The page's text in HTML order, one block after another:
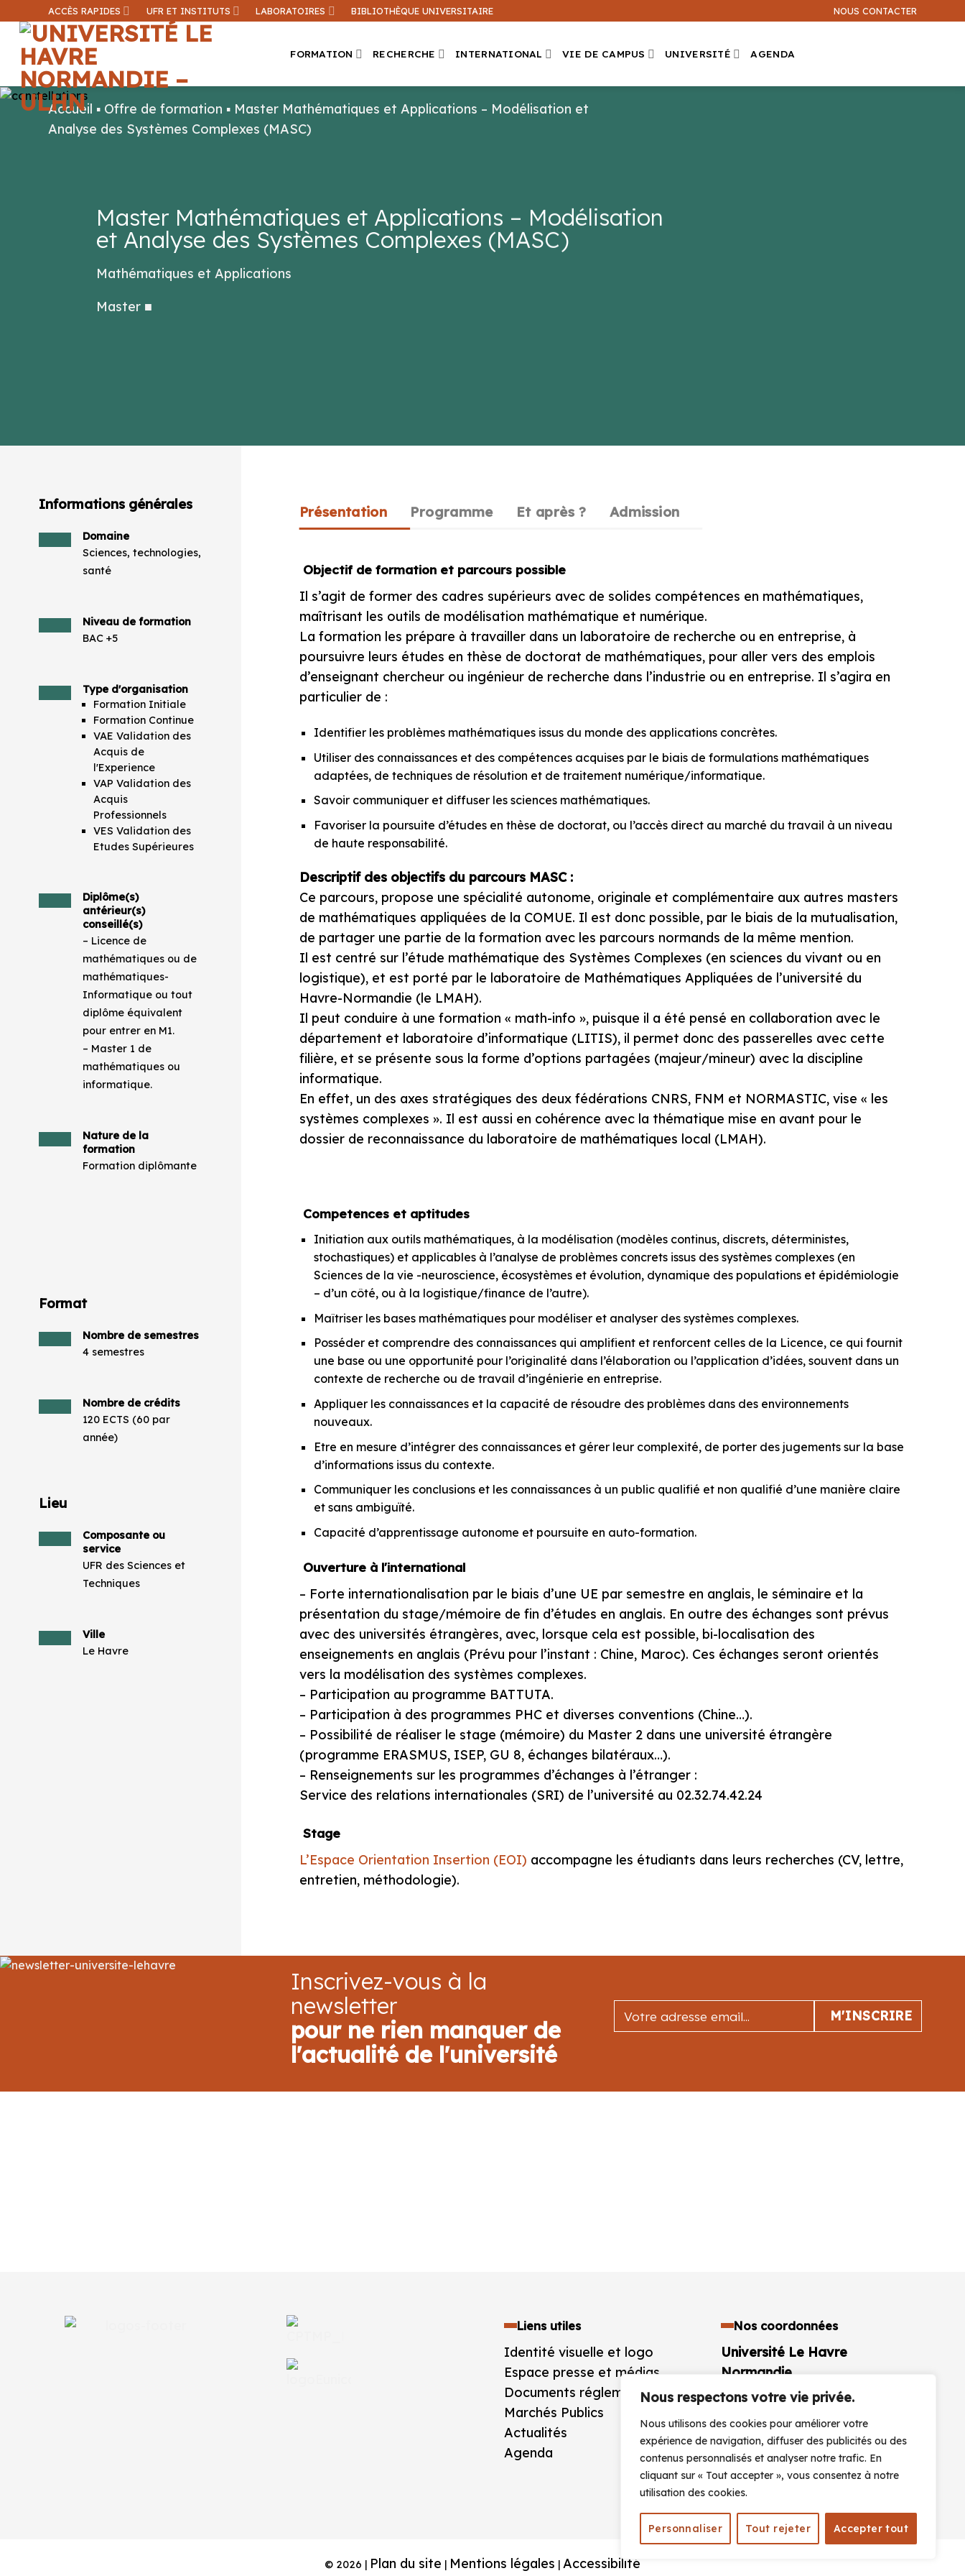
Nous respectons votre vie privée.
Nous utilisons des cookies pour améliorer votre
expérience de navigation, diffuser des publicités ou des
contenus personnalisés et analyser notre trafic. En
cliquant sur « Tout accepter », vous consentez à notre
utilisation des cookies.
Personnaliser Tout rejeter Accepter tout
contenu
ACCÈS RAPIDES UFR ET INSTITUTS LABORATOIRES BIBLIOTHÈQUE UNIVERSITAIRE NOUS CONTACTER
FORMATION RECHERCHE INTERNATIONAL VIE DE CAMPUS UNIVERSITÉ AGENDA
Master Mathématiques et Applications – Modélisation
et Analyse des Systèmes Complexes (MASC)
Mathématiques et Applications
Master ■
Accueil ▪ Offre de formation ▪ Master Mathématiques et Applications – Modélisation et
Analyse des Systèmes Complexes (MASC)
Informations générales
Domaine
Sciences, technologies,
santé
Niveau de formation
BAC +5
Type d'organisation
Formation Initiale
Formation Continue
VAE Validation des
Acquis de
l'Experience
VAP Validation des
Acquis
Professionnels
VES Validation des
Etudes Supérieures
Diplôme(s)
antérieur(s)
conseillé(s)
– Licence de
mathématiques ou de
mathématiques-
Informatique ou tout
diplôme équivalent
pour entrer en M1.
– Master 1 de
mathématiques ou
informatique.
Nature de la
formation
Formation diplômante
Format
Nombre de semestres
4 semestres
Nombre de crédits
120 ECTS (60 par
année)
Lieu
Composante ou
service
UFR des Sciences et
Techniques
Ville
Le Havre
Présentation Programme Et après ? Admission
Objectif de formation et parcours possible
Il s’agit de former des cadres supérieurs avec de solides compétences en mathématiques,
maîtrisant les outils de modélisation mathématique et numérique.
La formation les prépare à travailler dans un laboratoire de recherche ou en entreprise, à
poursuivre leurs études en thèse de doctorat de mathématiques, pour aller vers des emplois
d’enseignant chercheur ou ingénieur de recherche dans l’industrie ou en entreprise. Il s’agira en
particulier de :
Identifier les problèmes mathématiques issus du monde des applications concrètes.
Utiliser des connaissances et des compétences acquises par le biais de formulations mathématiques
adaptées, de techniques de résolution et de traitement numérique/informatique.
Savoir communiquer et diffuser les sciences mathématiques.
Favoriser la poursuite d’études en thèse de doctorat, ou l’accès direct au marché du travail à un niveau
de haute responsabilité.
Descriptif des objectifs du parcours MASC :
Ce parcours, propose une spécialité autonome, originale et complémentaire aux autres masters
de mathématiques appliquées de la COMUE. Il est donc possible, par le biais de la mutualisation,
de partager une partie de la formation avec les parcours normands de la même mention.
Il est centré sur l’étude mathématique des Systèmes Complexes (en sciences du vivant ou en
logistique), et est porté par le laboratoire de Mathématiques Appliquées de l’université du
Havre-Normandie (le LMAH).
Il peut conduire à une formation « math-info », puisque il a été pensé en collaboration avec le
département et laboratoire d’informatique (LITIS), il permet donc des passerelles avec cette
filière, et se présente sous la forme d’options partagées (majeur/mineur) avec la discipline
informatique.
En effet, un des axes stratégiques des deux fédérations CNRS, FNM et NORMASTIC, vise « les
systèmes complexes ». Il est aussi en cohérence avec la thématique mise en avant pour le
dossier de reconnaissance du laboratoire de mathématiques local (LMAH).
Competences et aptitudes
Initiation aux outils mathématiques, à la modélisation (modèles continus, discrets, déterministes,
stochastiques) et applicables à l’analyse de problèmes concrets issus des systèmes complexes (en
Sciences de la vie -neuroscience, écosystèmes et évolution, dynamique des populations et épidémiologie
– d’un côté, ou à la logistique/finance de l’autre).
Maîtriser les bases mathématiques pour modéliser et analyser des systèmes complexes.
Posséder et comprendre des connaissances qui amplifient et renforcent celles de la Licence, ce qui fournit
une base ou une opportunité pour l’originalité dans l’élaboration ou l’application d’idées, souvent dans un
contexte de recherche ou de travail d’ingénierie en entreprise.
Appliquer les connaissances et la capacité de résoudre des problèmes dans des environnements
nouveaux.
Etre en mesure d’intégrer des connaissances et gérer leur complexité, de porter des jugements sur la base
d’informations issus du contexte.
Communiquer les conclusions et les connaissances à un public qualifié et non qualifié d’une manière claire
et sans ambiguïté.
Capacité d’apprentissage autonome et poursuite en auto-formation.
Ouverture à l'international
– Forte internationalisation par le biais d’une UE par semestre en anglais, le séminaire et la
présentation du stage/mémoire de fin d’études en anglais. En outre des échanges sont prévus
avec des universités étrangères, avec, lorsque cela est possible, bi-localisation des
enseignements en anglais (Prévu pour l’instant : Chine, Maroc). Ces échanges seront orientés
vers la modélisation des systèmes complexes.
– Participation au programme BATTUTA.
– Participation à des programmes PHC et diverses conventions (Chine…).
– Possibilité de réaliser le stage (mémoire) du Master 2 dans une université étrangère
(programme ERASMUS, ISEP, GU 8, échanges bilatéraux…).
– Renseignements sur les programmes d’échanges à l’étranger :
Service des relations internationales (SRI) de l’université au 02.32.74.42.24
Stage
L’Espace Orientation Insertion (EOI) accompagne les étudiants dans leurs recherches (CV, lettre,
entretien, méthodologie).
Inscrivez-vous à la
newsletter
pour ne rien manquer de
l'actualité de l'université
Liens utiles
Identité visuelle et logo
Espace presse et médias
Documents réglementaires
Marchés Publics
Actualités
Agenda
Nos coordonnées
Université Le Havre
Normandie
25 rue Philippe Lebon BP 1123
France
+33 (0)2 32 74 40 00
CONTACTEZ-NOUS
© 2026 | Plan du site | Mentions légales | Accessibilité